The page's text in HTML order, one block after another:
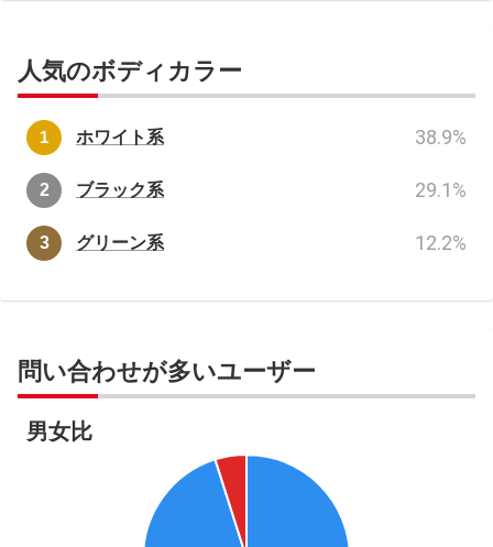
人気のボディカラー
ホワイト系 38.9%
ブラック系 29.1%
グリーン系 12.2%
問い合わせが多いユーザー
男女比